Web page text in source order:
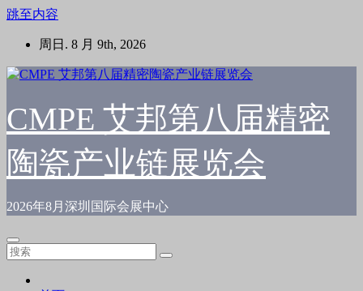
跳至内容
周日. 8 月 9th, 2026
CMPE 艾邦第八届精密
陶瓷产业链展览会
2026年8月深圳国际会展中心